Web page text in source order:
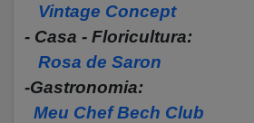
Vintage Concept
- Casa - Floricultura:
Rosa de Saron
-Gastronomia:
Meu Chef Bech Club